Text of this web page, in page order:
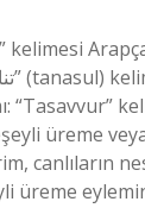
kelimesi
“Tasavvur”
üreme
canlıların
üreme